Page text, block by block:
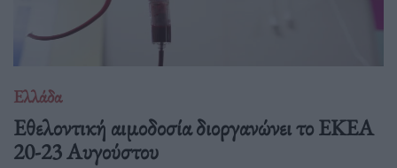
Ελλάδα
Eθελοντική αιμοδοσία διοργανώνει το ΕΚΕΑ
20-23 Αυγούστου